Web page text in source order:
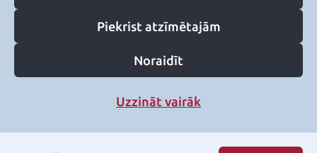
Piekrist atzīmētajām
Noraidīt
Uzzināt vairāk